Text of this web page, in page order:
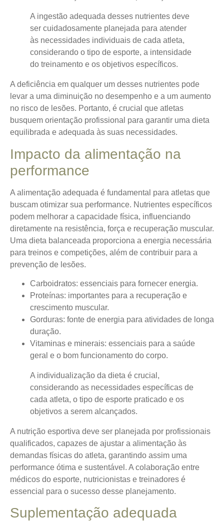
A ingestão adequada desses nutrientes deve
ser cuidadosamente planejada para atender
às necessidades individuais de cada atleta,
considerando o tipo de esporte, a intensidade
do treinamento e os objetivos específicos.
A deficiência em qualquer um desses nutrientes pode
levar a uma diminuição no desempenho e a um aumento
no risco de lesões. Portanto, é crucial que atletas
busquem orientação profissional para garantir uma dieta
equilibrada e adequada às suas necessidades.
Impacto da alimentação na
performance
A alimentação adequada é fundamental para atletas que
buscam otimizar sua performance. Nutrientes específicos
podem melhorar a capacidade física, influenciando
diretamente na resistência, força e recuperação muscular.
Uma dieta balanceada proporciona a energia necessária
para treinos e competições, além de contribuir para a
prevenção de lesões.
Carboidratos: essenciais para fornecer energia.
Proteínas: importantes para a recuperação e
crescimento muscular.
Gorduras: fonte de energia para atividades de longa
duração.
Vitaminas e minerais: essenciais para a saúde
geral e o bom funcionamento do corpo.
A individualização da dieta é crucial,
considerando as necessidades específicas de
cada atleta, o tipo de esporte praticado e os
objetivos a serem alcançados.
A nutrição esportiva deve ser planejada por profissionais
qualificados, capazes de ajustar a alimentação às
demandas físicas do atleta, garantindo assim uma
performance ótima e sustentável. A colaboração entre
médicos do esporte, nutricionistas e treinadores é
essencial para o sucesso desse planejamento.
Suplementação adequada